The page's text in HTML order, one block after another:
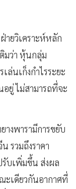
ายวิเคราะห์หลัก
มว่า หุ้นกลุ่ม
นเก็งกำไรระยะ
ยู่ ไม่สามารถที่จะ
างพารามีการขยับ
รวมถึงราคา
บเพิ่มขึ้น ส่งผล
ะเดียวกันอากาศที่